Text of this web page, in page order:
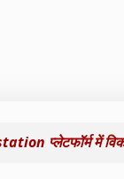
प्लेटफॉर्म में